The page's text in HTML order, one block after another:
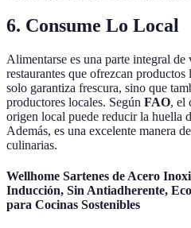
6. Consume Lo Local
Alimentarse es una parte integral de
restaurantes que ofrezcan
solo garantiza frescura, sino que
productores locales. Según FAO, el
origen local puede reducir la huella
Además, es una excelente manera
culinarias.
Wellhome Sartenes de Acero
Inducción, Sin Antiadherente,
para Cocinas Sostenibles